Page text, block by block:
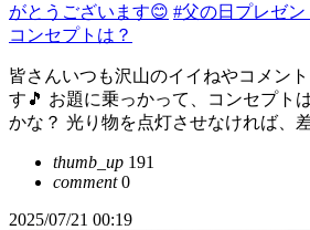
がとうございます😊 #父の日プレゼン
コンセプトは？
皆さんいつも沢山のイイねやコメン
す🎵 お題に乗っかって、コンセプト
かな？ 光り物を点灯させなければ、
thumb_up 191
comment0
2025/07/21 00:19